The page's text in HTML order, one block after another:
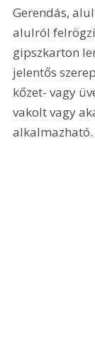
Gerendás,
alulról
gipszkarton
jelentős
kőzet- vagy
vakolt vagy
alkalmazható.